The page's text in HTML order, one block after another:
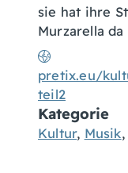
pretix.eu/
teil2
sie hat ihre
Murzarella
Kategorie
Kultur, Musik